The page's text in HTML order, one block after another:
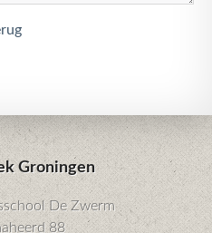
Groningen
De Zwerm
88